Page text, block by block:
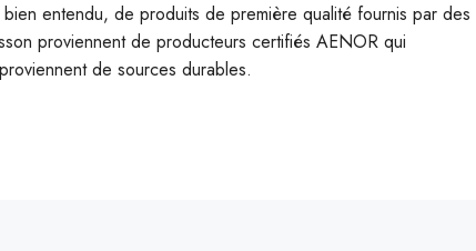
entendu, de produits de première qualité fournis par des
proviennent de producteurs certifiés AENOR qui
de sources durables.